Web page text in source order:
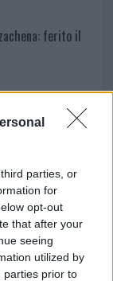
parties, or
for
opt-out
that after your
seeing
utilized by
parties prior to
ferito il
dai vigili
il tempo in